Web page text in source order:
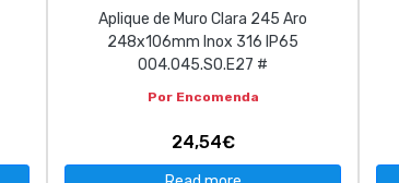
Aplique de Muro Clara 245 Aro
248x106mm Inox 316 IP65
004.045.SO.E27 #
Por Encomenda
24,54€